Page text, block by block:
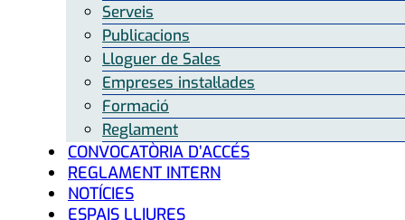
Serveis
Publicacions
Lloguer de Sales
Empreses instal·lades
Formació
Reglament
CONVOCATÒRIA D’ACCÉS
REGLAMENT INTERN
NOTÍCIES
ESPAIS LLIURES